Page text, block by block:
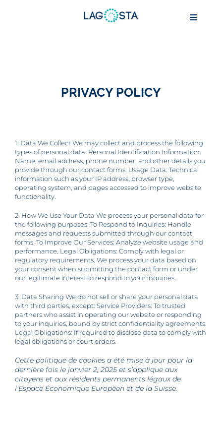
Toggle
MARINE BIOTECHNOLOGY
CONSERVATION
IMPACT
OUR NEWS
CONTACT
PRIVACY POLICY
1. Data We Collect We may collect and process the following
types of personal data: Personal Identification Information:
Name, email address, phone number, and other details you
provide through our contact forms. Usage Data: Technical
information such as your IP address, browser type,
operating system, and pages accessed to improve website
functionality.
2. How We Use Your Data We process your personal data for
the following purposes: To Respond to Inquiries: Handle
messages and requests submitted through our contact
forms. To Improve Our Services: Analyze website usage and
performance. Legal Obligations: Comply with legal or
regulatory requirements. We process your data based on
your consent when submitting the contact form or under
our legitimate interest to respond to your inquiries.
3. Data Sharing We do not sell or share your personal data
with third parties, except: Service Providers: To trusted
partners who assist in operating our website or responding
to your inquiries, bound by strict confidentiality agreements.
Legal Obligations: If required to disclose data to comply with
legal obligations or court orders.
Cette politique de cookies a été mise à jour pour la
dernière fois le janvier 2, 2025 et s’applique aux
citoyens et aux résidents permanents légaux de
l’Espace Économique Européen et de la Suisse.